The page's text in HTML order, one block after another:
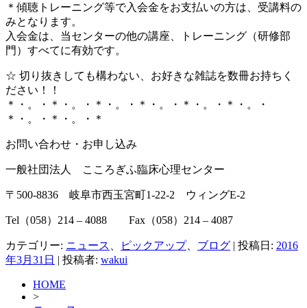
＊傾聴トレーニング等で入会金をお支払いの方は、受講料の
みとなります。
入会金は、当センターの他の講座、トレーニング（研修部
門）すべてに有効です。
☆ 切り抜きしても構わない、お好きな雑誌を数冊お持ちく
ださい！！
＊・。・＊・。・＊・。・＊・。・＊・。・＊・。・
＊・。・＊・。・＊
お問い合わせ・お申し込み
一般社団法人 こころぎふ臨床心理センター
〒500-8836 岐阜市西玉宮町1-22-2 ウィングE-2
Tel（058）214 – 4088 Fax（058）214 – 4087
カテゴリー: ニュース ピックアップ、 ブログ | 投稿日: 2016
年3月31日 | 投稿者: wakui
HOME
>